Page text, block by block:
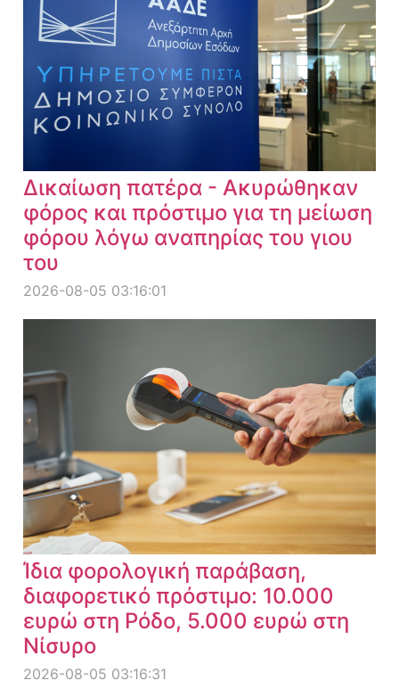
Δικαίωση πατέρα - Ακυρώθηκαν
φόρος και πρόστιμο για τη μείωση
φόρου λόγω αναπηρίας του γιου
του
2026-08-05 03:16:01
Ίδια φορολογική παράβαση,
διαφορετικό πρόστιμο: 10.000
ευρώ στη Ρόδο, 5.000 ευρώ στη
Νίσυρο
2026-08-05 03:16:31